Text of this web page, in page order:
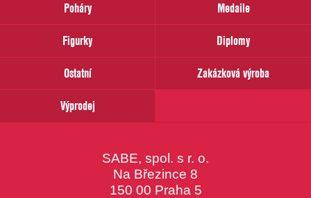
email
Poháry
Medaile
Figurky
Diplomy
Ostatní
Zakázková výroba
Výprodej
SABE, spol. s r. o.
Na Březince 8
150 00 Praha 5